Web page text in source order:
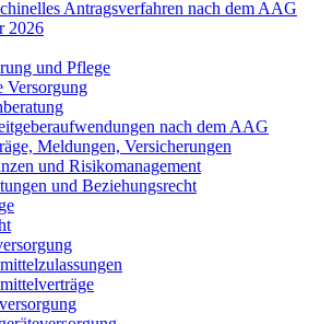
Antragsverfahren nach dem AAG
2026
und Pflege
Versorgung
nach dem AAG
Meldungen, Versicherungen
und Risikomanagement
und Beziehungsrecht